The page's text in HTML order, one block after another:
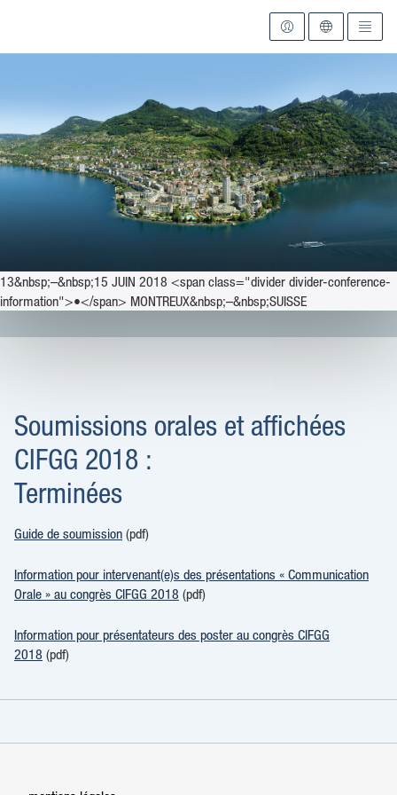
13&nbsp;–&nbsp;15 JUIN 2018 <span class="divider divider-conference-
information">•</span> MONTREUX&nbsp;–&nbsp;SUISSE
Soumissions orales et affichées
CIFGG 2018 :
Terminées
Guide de soumission (pdf)
Information pour intervenant(e)s des présentations « Communication
Orale » au congrès CIFGG 2018 (pdf)
Information pour présentateurs des poster au congrès CIFGG
2018 (pdf)